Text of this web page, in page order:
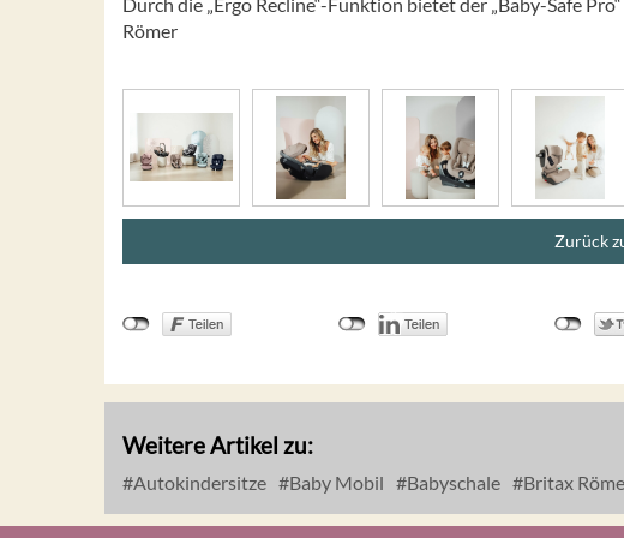
Römer
Zurück
Weitere Artikel zu:
Autokindersitze Baby Mobil Babyschale Britax